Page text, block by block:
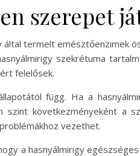
szerepet
által termelt emésztőenzimek
szekrétuma
felelősek.
függ. Ha a
szint következményeként a
vezethet.
a hasnyálmirigy